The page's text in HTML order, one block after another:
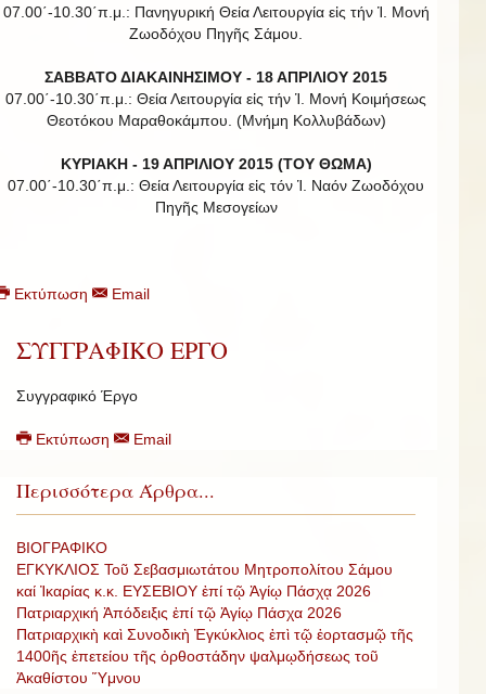
07.00΄-10.30΄π.μ.: Πανηγυρική Θεία Λειτουργία εἰς τήν Ἱ. Μονή
Ζωοδόχου Πηγῆς Σάμου.
ΣΑΒΒΑΤΟ ΔΙΑΚΑΙΝΗΣΙΜΟΥ - 18 ΑΠΡΙΛΙΟΥ 2015
07.00΄-10.30΄π.μ.: Θεία Λειτουργία εἰς τήν Ἱ. Μονή Κοιμήσεως
Θεοτόκου Μαραθοκάμπου. (Μνήμη Κολλυβάδων)
ΚΥΡΙΑΚΗ - 19 ΑΠΡΙΛΙΟΥ 2015 (ΤΟΥ ΘΩΜΑ)
07.00΄-10.30΄π.μ.: Θεία Λειτουργία εἰς τόν Ἱ. Ναόν Ζωοδόχου
Πηγῆς Μεσογείων
Εκτύπωση Email
ΣΥΓΓΡΑΦΙΚΟ ΕΡΓΟ
Συγγραφικό Έργο
Εκτύπωση Email
Περισσότερα Άρθρα...
ΒΙΟΓΡΑΦΙΚΟ
ΕΓΚΥΚΛΙΟΣ Τοῦ Σεβασμιωτάτου Μητροπολίτου Σάμου
καί Ἰκαρίας κ.κ. ΕΥΣΕΒΙΟΥ ἐπί τῷ Ἁγίῳ Πάσχᾳ 2026
Πατριαρχική Ἀπόδειξις ἐπί τῷ Ἁγίῳ Πάσχα 2026
Πατριαρχικὴ καὶ Συνοδικὴ Ἐγκύκλιος ἐπὶ τῷ ἑορτασμῷ τῆς
1400ῆς ἐπετείου τῆς ὀρθοστάδην ψαλμῳδήσεως τοῦ
Ἀκαθίστου Ὕμνου